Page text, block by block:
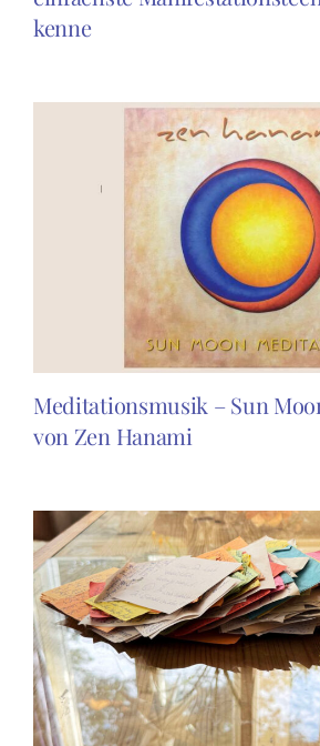
kenne
Meditationsmusik – Sun
von Zen Hanami